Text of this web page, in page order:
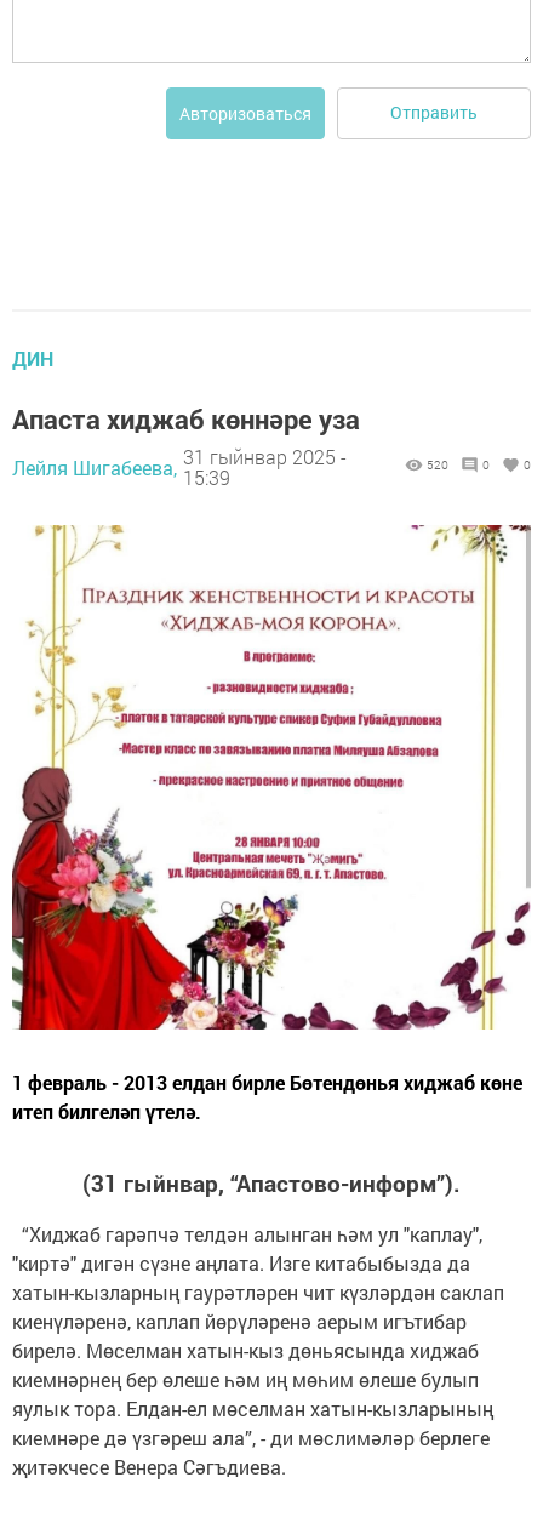
Авторизоваться Отправить
ДИН
Апаста хиджаб көннәре уза
Лейля Шигабеева, 31 гыйнвар 2025 -
15:39
520 0 0
1 февраль - 2013 елдан бирле Бөтендөнья хиджаб көне
итеп билгеләп үтелә.
(31 гыйнвар, “Апастово-информ”).
“Хиджаб гарәпчә телдән алынган һәм ул "каплау",
"киртә" дигән сүзне аңлата. Изге китабыбызда да
хатын-кызларның гаурәтләрен чит күзләрдән саклап
киенүләренә, каплап йөрүләренә аерым игътибар
бирелә. Мөселман хатын-кыз дөньясында хиджаб
киемнәрнең бер өлеше һәм иң мөһим өлеше булып
яулык тора. Елдан-ел мөселман хатын-кызларының
киемнәре дә үзгәреш ала”, - ди мөслимәләр берлеге
җитәкчесе Венера Сәгъдиева.